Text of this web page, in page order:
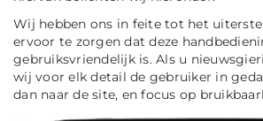
Wij hebben ons in feite tot het
ervoor te zorgen dat deze
gebruiksvriendelijk is. Als u
wij voor elk detail de gebruiker in
dan naar de site, en focus op